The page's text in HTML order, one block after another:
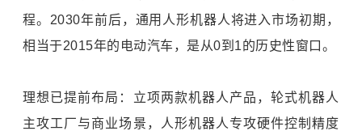
程。2030年前后，通用人形机器人将进入市场初期，
相当于2015年的电动汽车，是从0到1的历史性窗口。
理想已提前布局：立项两款机器人产品，轮式机器人
主攻工厂与商业场景，人形机器人专攻硬件控制精度